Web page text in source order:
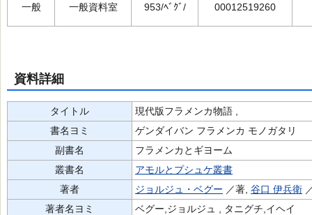
一般 一般資料室 953/ﾍﾞｸﾞ/ 00012519260
資料詳細
タイトル
現代版フラメンカ物語 ,
書名ヨミ
ゲンダイバン フラメンカ モノガタリ
副書名
フラメンカとギヨーム
叢書名
アモルとプシュケ叢書
著者
ジョルジュ・ベグー ／著, 谷口 伊兵衛
著者名ヨミ
ベグー,ジョルジュ , タニグチ,イヘイ